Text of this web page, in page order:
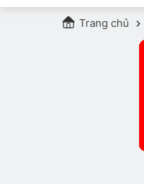
Trang chủ